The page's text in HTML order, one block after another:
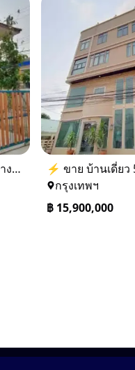
บ้านเฟื่องสุขลำโพ บ้านเดี่ยวสร้างใหม่ บางบัวทอง
กรุงเทพฯ
฿ 15,900,000